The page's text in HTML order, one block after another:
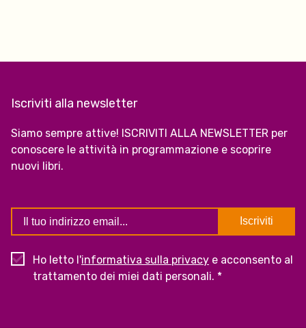
Iscriviti alla newsletter
Siamo sempre attive! ISCRIVITI ALLA NEWSLETTER per
conoscere le attività in programmazione e scoprire
nuovi libri.
Ho letto l'informativa sulla privacy e acconsento al
trattamento dei miei dati personali. *